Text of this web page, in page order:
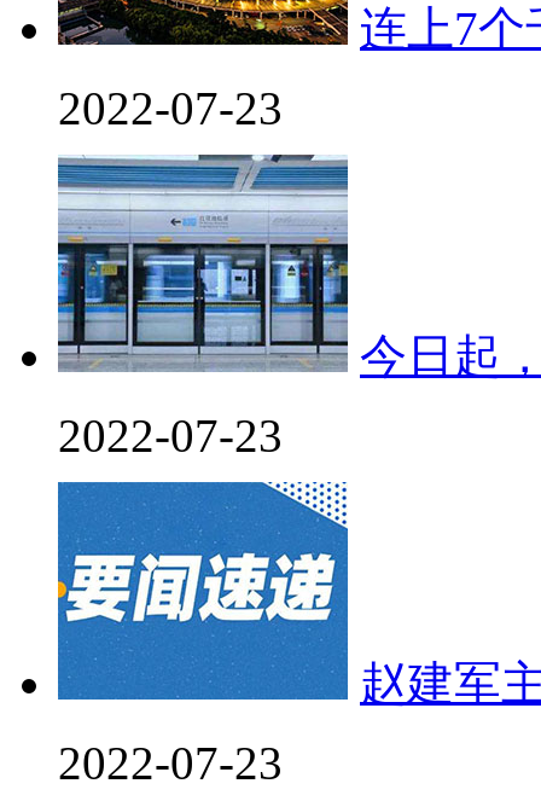
连上7
2022-07-23
今日起
2022-07-23
赵建军
2022-07-23